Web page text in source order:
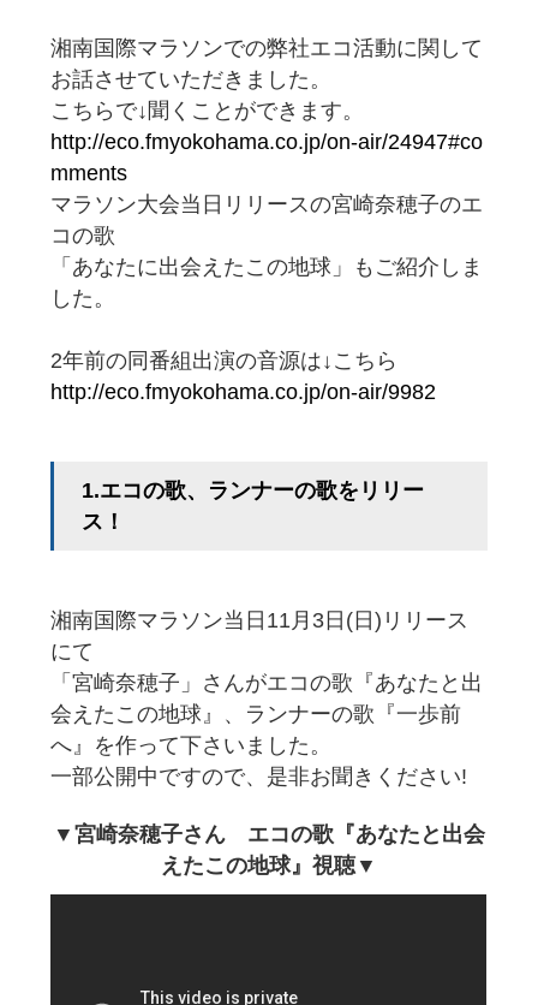
湘南国際マラソンでの弊社エコ活動に関して
お話させていただきました。
こちらで↓聞くことができます。
http://eco.fmyokohama.co.jp/on-air/24947#co
mments
マラソン大会当日リリースの宮崎奈穂子のエ
コの歌
「あなたに出会えたこの地球」もご紹介しま
した。
2年前の同番組出演の音源は↓こちら
http://eco.fmyokohama.co.jp/on-air/9982
1.エコの歌、ランナーの歌をリリー
ス！
湘南国際マラソン当日11月3日(日)リリース
にて
「宮崎奈穂子」さんがエコの歌『あなたと出
会えたこの地球』、ランナーの歌『一歩前
へ』を作って下さいました。
一部公開中ですので、是非お聞きください!
▼宮崎奈穂子さん エコの歌『あなたと出会
えたこの地球』視聴▼